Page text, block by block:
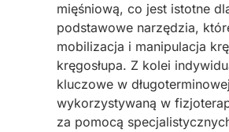
mięśniową, co jest istotne
podstawowe narzędzia,
mobilizacja i manipulacja
kręgosłupa. Z kolei
kluczowe w
wykorzystywaną w
za pomocą